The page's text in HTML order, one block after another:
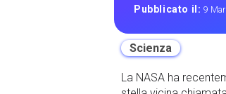
Pubblicato il:9
Scienza
La NASA ha